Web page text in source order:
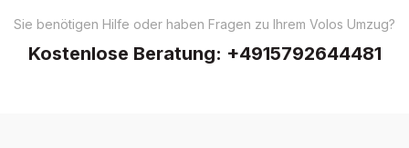
Sie benötigen Hilfe oder haben Fragen zu Ihrem Volos Umzug?
Kostenlose Beratung: +4915792644481